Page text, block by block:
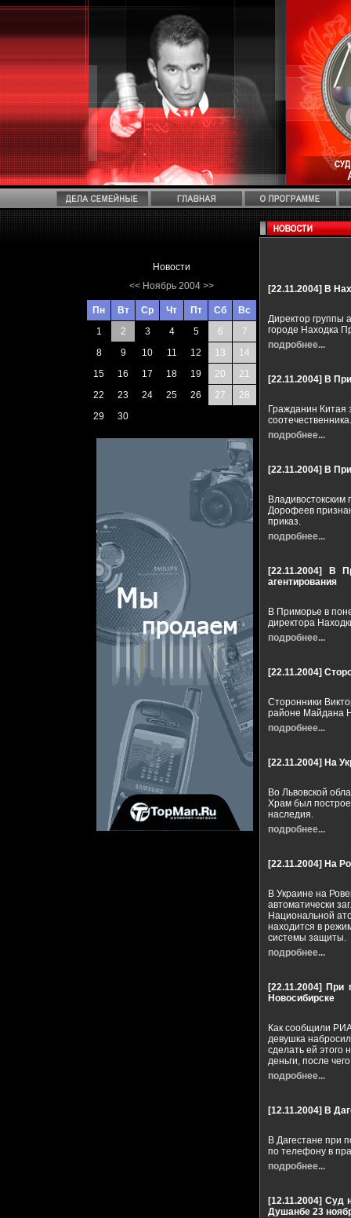
Новости
<< Ноябрь 2004 >>
Пн Вт Ср Чт Пт Сб
Вс
1
2 3 4 5 6
7
8
9 10 11 12 13
14
15
16 17 18 19 20
21
22
23 24 25 26 27
28
29
30
[22.11.2004] В
Директор группы
городе Находка
подробнее...
[22.11.2004] В
Гражданин Китая
соотечественника.
подробнее...
[22.11.2004] В
Дорофеев
приказ.
подробнее...
[22.11.2004]
В
агентирования
В Приморье в
директора
подробнее...
[22.11.2004]
Сторонники
районе Майдана
подробнее...
[22.11.2004] На
Во Львовской
Храм был
наследия.
подробнее...
[22.11.2004] На
В Украине на
автоматически
Национальной
находится в
системы защиты.
подробнее...
[22.11.2004]
При
Новосибирске
Как сообщили
девушка
сделать ей этого
деньги, после
подробнее...
[12.11.2004] В
В Дагестане при
по телефону в
подробнее...
[12.11.2004] Суд
Душанбе 23